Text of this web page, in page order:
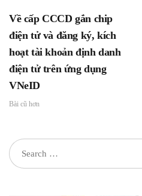
cơ sở giai đoạn 2022 –
2025 trong ngành Giáo
dục và Đào tạo
Về cấp CCCD gắn chip
điện tử và đăng ký, kích
hoạt tài khoản định danh
điện tử trên ứng dụng
VNeID
Bài cũ hơn